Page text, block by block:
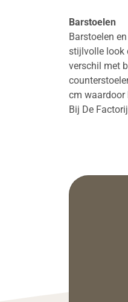
Barstoelen
Barstoelen
stijlvolle look
verschil met
cm waardoor
Bij De